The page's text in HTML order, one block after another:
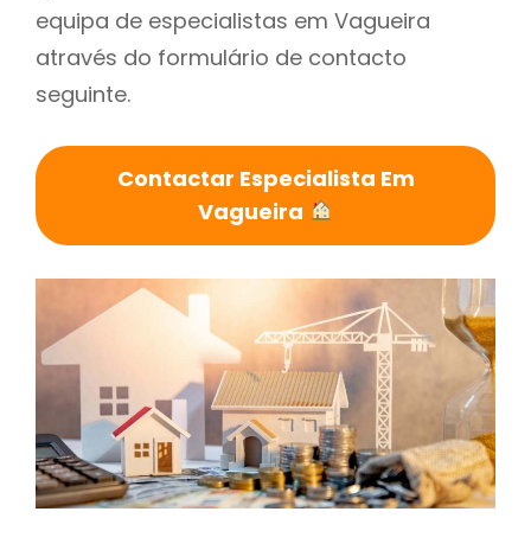
equipa de especialistas em Vagueira
através do formulário de contacto
seguinte.
Contactar Especialista Em
Vagueira